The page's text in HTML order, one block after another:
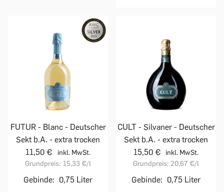
FUTUR - Blanc - Deutscher
Sekt b.A. - extra trocken
11,50 €
inkl. MwSt.
Grundpreis: 15,33 €/l
Gebinde: 0,75 Liter
CULT - Silvaner - Deutscher
Sekt b.A. - extra trocken
15,50 €
inkl. MwSt.
Grundpreis: 20,67 €/l
Gebinde: 0,75 Liter